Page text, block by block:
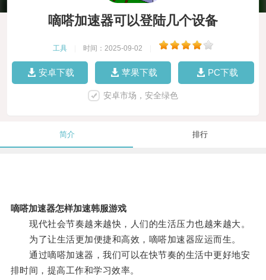
嘀嗒加速器可以登陆几个设备
工具 时间：2025-09-02
安卓下载 苹果下载 PC下载
安卓市场，安全绿色
简介 排行
嘀嗒加速器怎样加速韩服游戏
现代社会节奏越来越快，人们的生活压力也越来越大。
为了让生活更加便捷和高效，嘀嗒加速器应运而生。
通过嘀嗒加速器，我们可以在快节奏的生活中更好地安
排时间，提高工作和学习效率。